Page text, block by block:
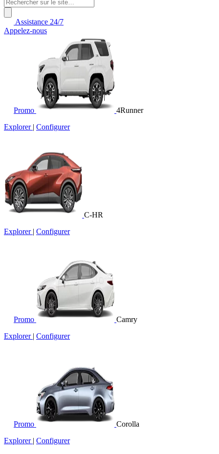
Assistance 24/7
Appelez-nous
Promo
4Runner
Explorer | Configurer
C-HR
Explorer | Configurer
Promo
Camry
Explorer | Configurer
Promo
Corolla
Explorer | Configurer